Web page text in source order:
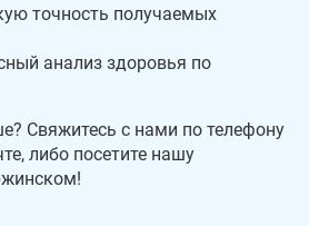
точность получаемых
анализ здоровья по
Свяжитесь с нами по телефону
либо посетите нашу